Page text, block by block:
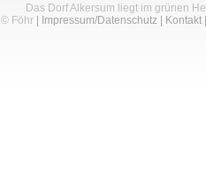
Das Dorf Alkersum liegt im grünen
© Föhr| Impressum/Datenschutz| Kontakt